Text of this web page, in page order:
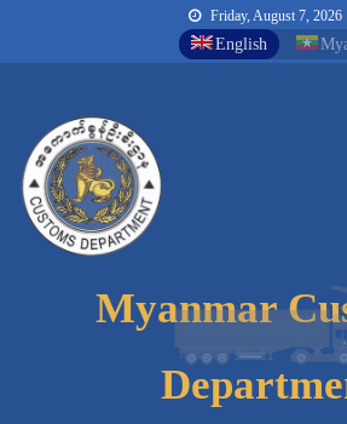
Friday, August 7, 2026
English
Myanmar